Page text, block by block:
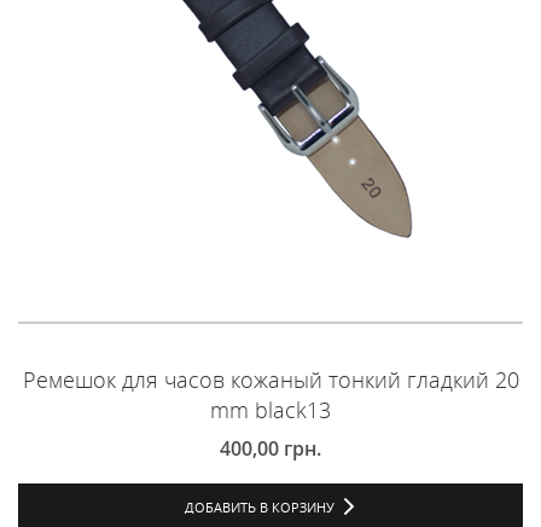
Ремешок для часов кожаный тонкий гладкий 20
mm black13
400,00 грн.
ДОБАВИТЬ В КОРЗИНУ